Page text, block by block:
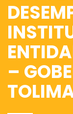
–